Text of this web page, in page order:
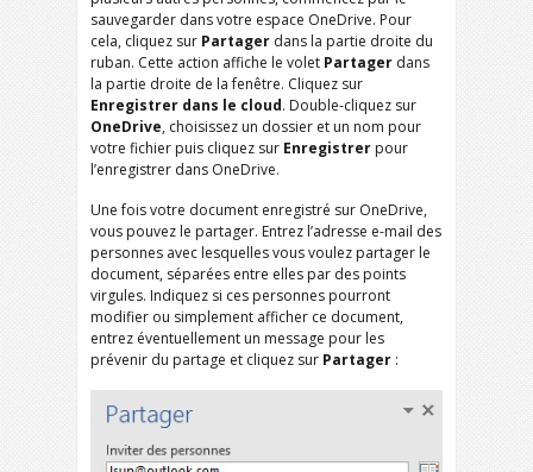
sauvegarder dans votre espace OneDrive. Pour
cela, cliquez sur Partager dans la partie droite du
ruban. Cette action affiche le volet Partager dans
la partie droite de la fenêtre. Cliquez sur
Enregistrer dans le cloud. Double-cliquez sur
OneDrive, choisissez un dossier et un nom pour
votre fichier puis cliquez sur Enregistrer pour
l’enregistrer dans OneDrive.
Une fois votre document enregistré sur OneDrive,
vous pouvez le partager. Entrez l’adresse e-mail des
personnes avec lesquelles vous voulez partager le
document, séparées entre elles par des points
virgules. Indiquez si ces personnes pourront
modifier ou simplement afficher ce document,
entrez éventuellement un message pour les
prévenir du partage et cliquez sur Partager :